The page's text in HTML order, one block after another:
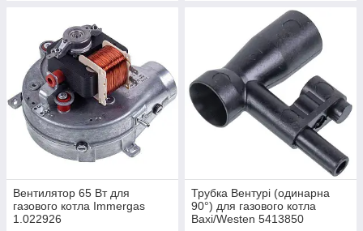
Вентилятор 65 Вт для
газового котла Immergas
1.022926
Трубка Вентурі (одинарна
90°) для газового котла
Baxi/Westen 5413850